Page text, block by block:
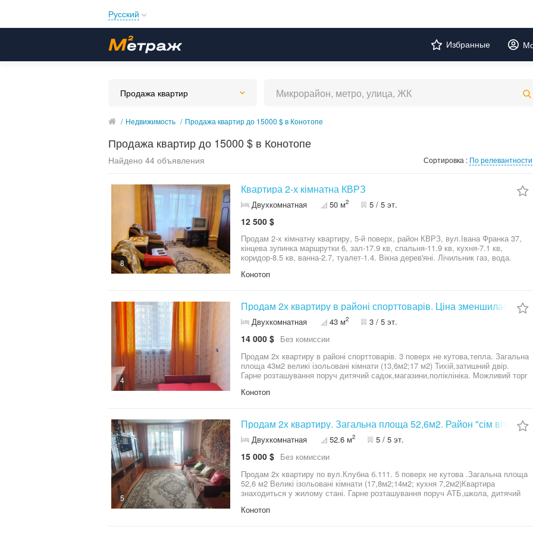
Русский
Українська
Избранные
Продажа квартир
/ Недвижимость / Продажа квартир до 15000 $ в Конотопе
Продажа квартир до 15000 $ в Конотопе
Найдено 44 объявления Сортировка : По релевантности
8
Квартира 2-х кімнатна КВРЗ
Двухкомнатная 50 м2 5 / 5 эт.
12 500 $
Продам 2-х кімнатну квартиру, 5-й поверх, район КВРЗ, вул.Івана Франка 37,
кінцева зупинка маршрутки 6, зал-17.9 кв, спальня-11.9 кв, кухня-7.1 кв,
коридор-8.5 кв, ванна-2.7, туалет-1.4. Вікна дерев'яні. Лічильник газ, вода.
Конотоп
4
Продам 2х квартиру в районі спорттоварів. Ціна зменшилась
Двухкомнатная 43 м2 3 / 5 эт.
14 000 $ Без комиссии
Продам 2х квартиру в районі спорттоварів. 3 поверх не кутова,тепла. Загальна
площа 43м2 великі ізольовані кімнати (13,6м2;17 м2) Тихій,затишний двір.
Гарне розташування поруч дитячий садок,магазини,поліклініка. Можливий торг
Конотоп
5
Продам 2х квартиру. Загальна площа 52,6м2. Район "сім вітрів"
Двухкомнатная 52.6 м2 5 / 5 эт.
15 000 $ Без комиссии
Продам 2х квартиру по вул.Клубна б.111. 5 поверх не кутова .Загальна площа
52,6 м2 Великі ізольовані кімнати (17,8м2;14м2; кухня 7,2м2)Квартира
знаходиться у жилому стані. Гарне розташування поруч АТБ,школа, дитячий
Конотоп